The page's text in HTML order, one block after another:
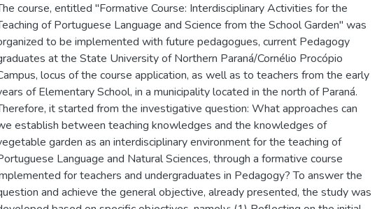
course, entitled "Formative Course: Interdisciplinary Activities for the
of Portuguese Language and Science from the School Garden" was
to be implemented with future pedagogues, current Pedagogy
at the State University of Northern Paraná/Cornélio Procópio
locus of the course application, as well as to teachers from the early
of Elementary School, in a municipality located in the north of Paraná.
it started from the investigative question: What approaches can
establish between teaching knowledges and the knowledges of
garden as an interdisciplinary environment for the teaching of
Language and Natural Sciences, through a formative course
for teachers and undergraduates in Pedagogy? To answer the
and achieve the general objective, already presented, the study was